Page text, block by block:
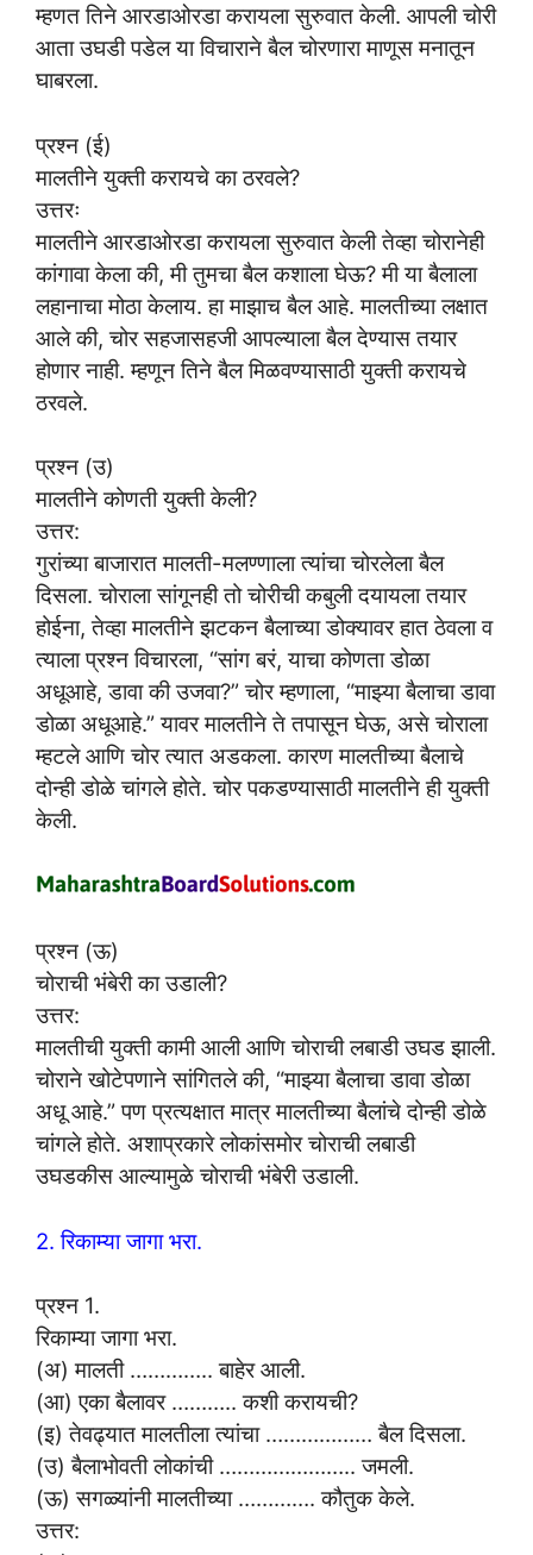
म्हणत तिने आरडाओरडा करायला सुरुवात केली. आपली चोरी
आता उघडी पडेल या विचाराने बैल चोरणारा माणूस मनातून
घाबरला.
प्रश्न (ई)
मालतीने युक्ती करायचे का ठरवले?
उत्तरः
मालतीने आरडाओरडा करायला सुरुवात केली तेव्हा चोरानेही
कांगावा केला की, मी तुमचा बैल कशाला घेऊ? मी या बैलाला
लहानाचा मोठा केलाय. हा माझाच बैल आहे. मालतीच्या लक्षात
आले की, चोर सहजासहजी आपल्याला बैल देण्यास तयार
होणार नाही. म्हणून तिने बैल मिळवण्यासाठी युक्ती करायचे
ठरवले.
प्रश्न (उ)
मालतीने कोणती युक्ती केली?
उत्तर:
गुरांच्या बाजारात मालती-मलण्णाला त्यांचा चोरलेला बैल
दिसला. चोराला सांगूनही तो चोरीची कबुली दयायला तयार
होईना, तेव्हा मालतीने झटकन बैलाच्या डोक्यावर हात ठेवला व
त्याला प्रश्न विचारला, “सांग बरं, याचा कोणता डोळा
अधूआहे, डावा की उजवा?” चोर म्हणाला, “माझ्या बैलाचा डावा
डोळा अधूआहे.” यावर मालतीने ते तपासून घेऊ, असे चोराला
म्हटले आणि चोर त्यात अडकला. कारण मालतीच्या बैलाचे
दोन्ही डोळे चांगले होते. चोर पकडण्यासाठी मालतीने ही युक्ती
केली.
प्रश्न (ऊ)
चोराची भंबेरी का उडाली?
उत्तर:
मालतीची युक्ती कामी आली आणि चोराची लबाडी उघड झाली.
चोराने खोटेपणाने सांगितले की, “माझ्या बैलाचा डावा डोळा
अधू आहे.” पण प्रत्यक्षात मात्र मालतीच्या बैलांचे दोन्ही डोळे
चांगले होते. अशाप्रकारे लोकांसमोर चोराची लबाडी
उघडकीस आल्यामुळे चोराची भंबेरी उडाली.
2. रिकाम्या जागा भरा.
प्रश्न 1.
रिकाम्या जागा भरा.
(अ) मालती ………….. बाहेर आली.
(आ) एका बैलावर ……….. कशी करायची?
(इ) तेवढ्यात मालतीला त्यांचा ……………… बैल दिसला.
(उ) बैलाभोवती लोकांची ………………….. जमली.
(ऊ) सगळ्यांनी मालतीच्या …………. कौतुक केले.
उत्तर: